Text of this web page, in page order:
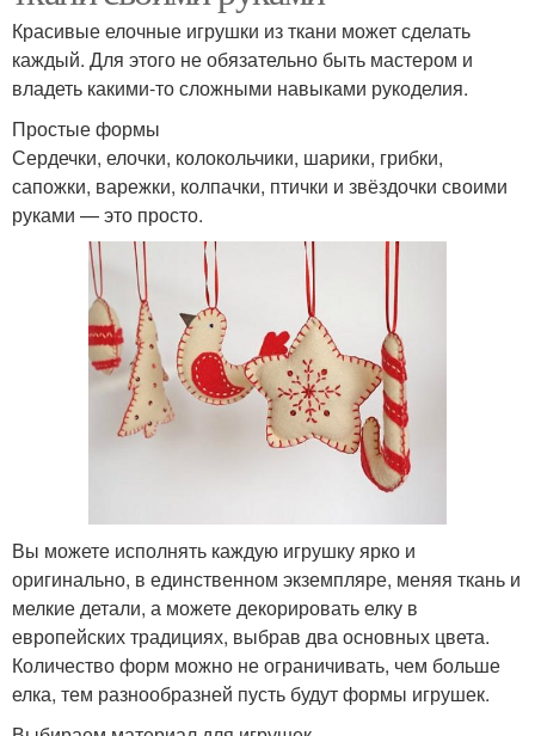
Красивые елочные игрушки из ткани может сделать
каждый. Для этого не обязательно быть мастером и
владеть какими-то сложными навыками рукоделия.
Простые формы
Сердечки, елочки, колокольчики, шарики, грибки,
сапожки, варежки, колпачки, птички и звёздочки своими
руками — это просто.
Вы можете исполнять каждую игрушку ярко и
оригинально, в единственном экземпляре, меняя ткань и
мелкие детали, а можете декорировать елку в
европейских традициях, выбрав два основных цвета.
Количество форм можно не ограничивать, чем больше
елка, тем разнообразней пусть будут формы игрушек.